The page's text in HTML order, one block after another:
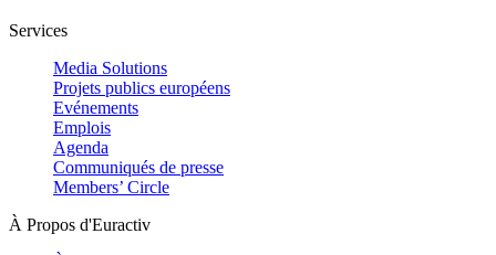
Services
Media Solutions
Projets publics européens
Evénements
Emplois
Agenda
Communiqués de presse
Members’ Circle
À Propos d'Euractiv